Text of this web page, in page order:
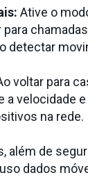
Ative o
detectar
voltar para
a velocidade
na rede.
além de
dados